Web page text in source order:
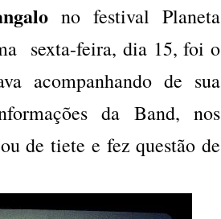
no festival Planeta
sexta-feira, dia 15, foi o
acompanhando de sua
da Band, nos
de tiete e fez questão de